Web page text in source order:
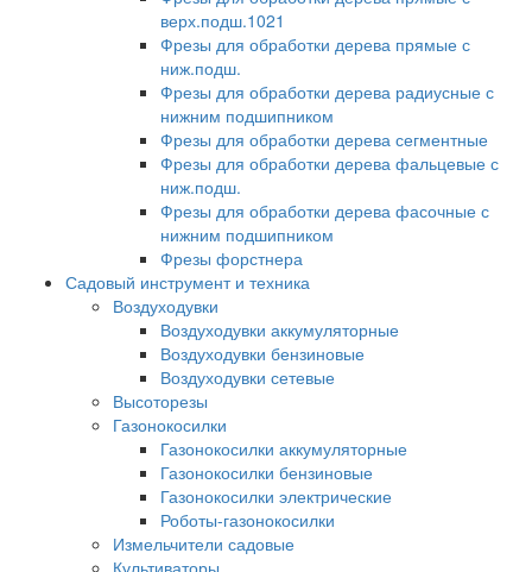
верх.подш.1021
Фрезы для обработки дерева прямые с
ниж.подш.
Фрезы для обработки дерева радиусные с
нижним подшипником
Фрезы для обработки дерева сегментные
Фрезы для обработки дерева фальцевые с
ниж.подш.
Фрезы для обработки дерева фасочные с
нижним подшипником
Фрезы форстнера
Садовый инструмент и техника
Воздуходувки
Воздуходувки аккумуляторные
Воздуходувки бензиновые
Воздуходувки сетевые
Высоторезы
Газонокосилки
Газонокосилки аккумуляторные
Газонокосилки бензиновые
Газонокосилки электрические
Роботы-газонокосилки
Измельчители садовые
Культиваторы